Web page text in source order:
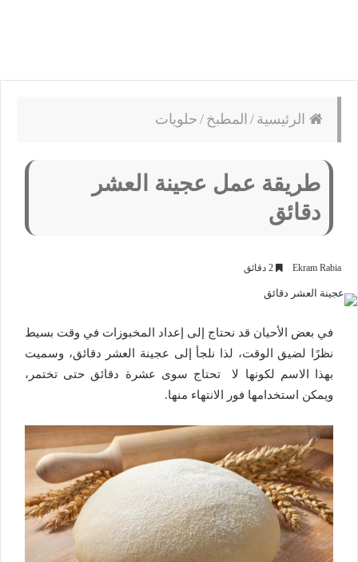
الرئيسية / المطبخ / حلويات
طريقة عمل عجينة العشر
دقائق
Ekram Rabia
في بعض الأحيان قد نحتاج إلى إعداد المخبوزات في وقت بسيط
نظرًا لضيق الوقت، لذا نلجأ إلى عجينة العشر دقائق، وسميت
بهذا الاسم لكونها لا تحتاج سوى عشرة دقائق حتى تختمر،
ويمكن استخدامها فور الانتهاء منها.